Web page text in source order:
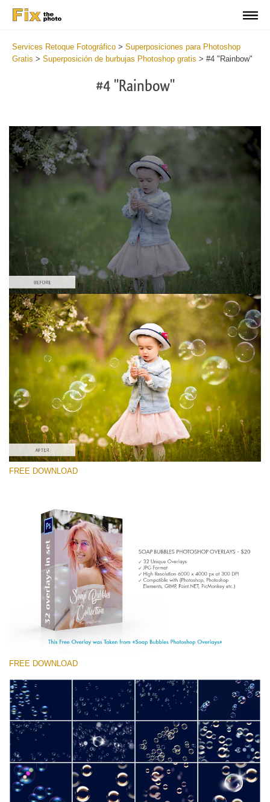
Services Retoque Fotográfico > Superposiciones para Photoshop
Gratis > Superposición de burbujas Photoshop gratis > #4 "Rainbow"
#4 "Rainbow"
Por favor seleccione
Free Photoshop Overlay #4
Small 800*533px
Soap Bubbles
(30 Overlays)
Large 6000*4000px
Entire Collection
(1783 Overlays)
Large 6000*4000px
Descarga gratis
FREE DOWNLOAD
FREE DOWNLOAD